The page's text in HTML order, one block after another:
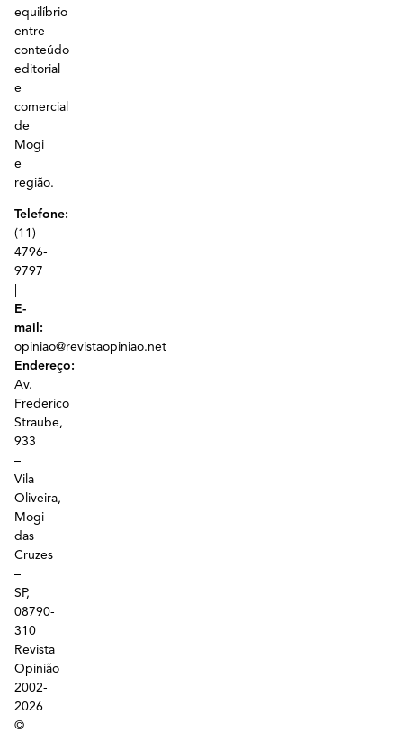
equilíbrio
entre
conteúdo
editorial
e
comercial
de
Mogi
e
região.
Telefone:
(11)
4796-
9797
E-
mail:
opiniao@revistaopiniao.net
Endereço:
Av.
Frederico
Straube,
933
–
Vila
Oliveira,
Mogi
das
Cruzes
–
SP,
08790-
310
Revista
Opinião
2002-
2026
©